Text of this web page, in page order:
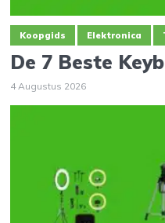
Koopgids Elektronica
De 7 Beste
4 Augustus 2026